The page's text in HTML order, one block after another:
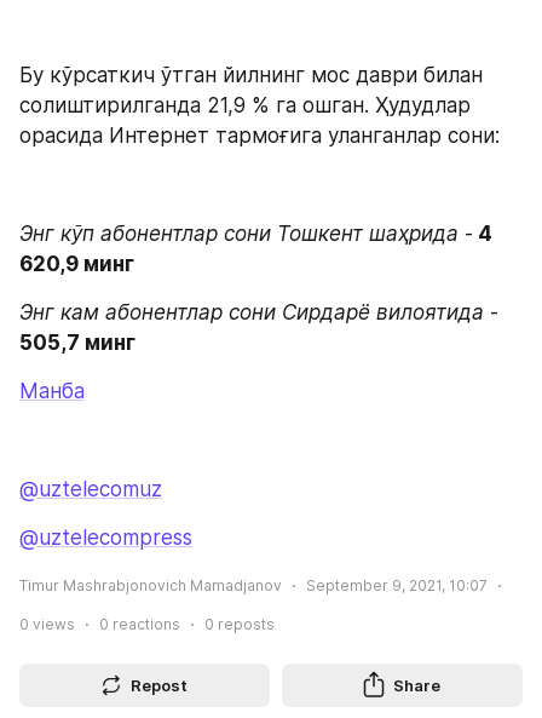
Бу кўрсаткич ўтган йилнинг мос даври билан
солиштирилганда 21,9 % га ошган. Ҳудудлар
орасида Интернет тармоғига уланганлар сони:
Энг кўп абонентлар сони Тошкент шаҳрида - 4
620,9 минг
Энг кам абонентлар сони Сирдарё вилоятида
505,7 минг
Манба
@uztelecomuz
@uztelecompress
Timur Mashrabjonovich Mamadjanov September 9, 2021, 10:07
0 views 0 reactions 0 reposts
Repost Share